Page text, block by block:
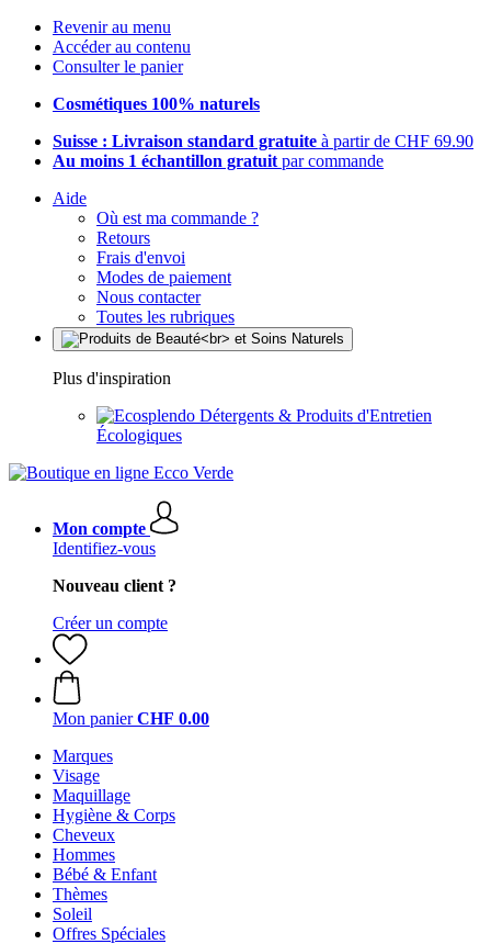
Revenir au menu
Accéder au contenu
Consulter le panier
Cosmétiques 100% naturels
Suisse : Livraison standard gratuite à partir de CHF 69.90
Au moins 1 échantillon gratuit par commande
Aide
Où est ma commande ?
Retours
Frais d'envoi
Modes de paiement
Nous contacter
Toutes les rubriques
Plus d'inspiration
Détergents & Produits d'Entretien
Écologiques
Mon compte
Identifiez-vous
Nouveau client ?
Créer un compte
Mon panier CHF 0.00
Marques
Visage
Maquillage
Hygiène & Corps
Cheveux
Hommes
Bébé & Enfant
Thèmes
Soleil
Offres Spéciales